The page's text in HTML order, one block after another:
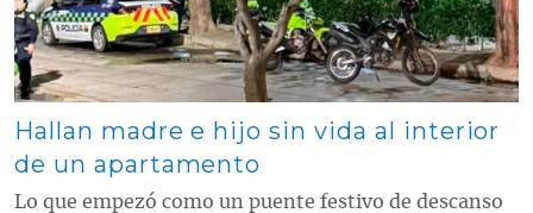
Hallan madre e hijo sin vida al interior
de un apartamento
Lo que empezó como un puente festivo de descanso